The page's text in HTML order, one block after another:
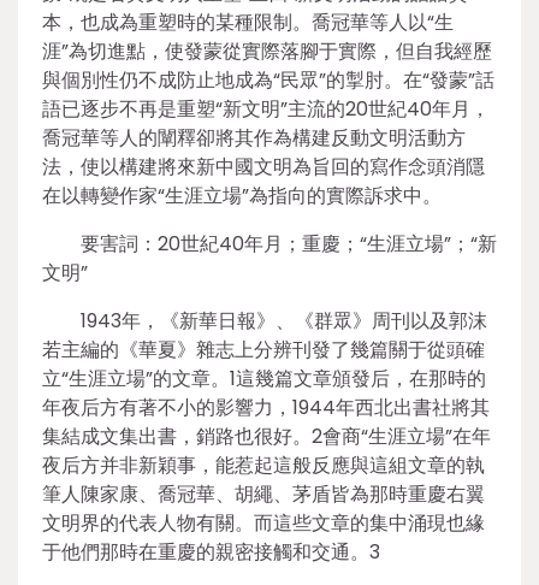
本，也成為重塑時的某種限制。喬冠華等人以“生
涯”為切進點，使發蒙從實際落腳于實際，但自我經歷
與個別性仍不成防止地成為“民眾”的掣肘。在“發蒙”話
語已逐步不再是重塑“新文明”主流的20世紀40年月，
喬冠華等人的闡釋卻將其作為構建反動文明活動方
法，使以構建將來新中國文明為旨回的寫作念頭消隱
在以轉變作家“生涯立場”為指向的實際訴求中。
要害詞：20世紀40年月；重慶；“生涯立場”；“新
文明”
1943年，《新華日報》、《群眾》周刊以及郭沫
若主編的《華夏》雜志上分辨刊發了幾篇關于從頭確
立“生涯立場”的文章。1這幾篇文章頒發后，在那時的
年夜后方有著不小的影響力，1944年西北出書社將其
集結成文集出書，銷路也很好。2會商“生涯立場”在年
夜后方并非新穎事，能惹起這般反應與這組文章的執
筆人陳家康、喬冠華、胡繩、茅盾皆為那時重慶右翼
文明界的代表人物有關。而這些文章的集中涌現也緣
于他們那時在重慶的親密接觸和交通。3